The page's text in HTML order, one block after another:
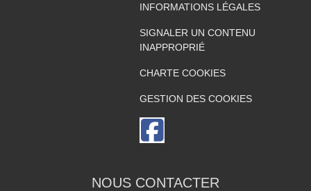
INFORMATIONS LÉGALES
SIGNALER UN CONTENU
INAPPROPRIÉ
CHARTE COOKIES
GESTION DES COOKIES
NOUS CONTACTER